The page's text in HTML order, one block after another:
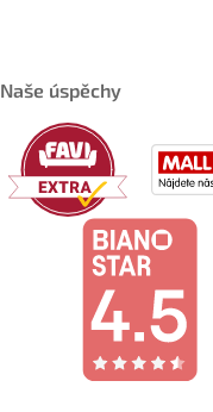
Naše úspěchy